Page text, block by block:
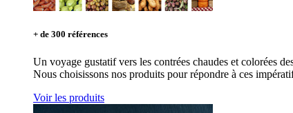
+ de 300 références
Un voyage gustatif vers les contrées chaudes et colorées
Nous choisissons nos produits pour répondre à ces
Voir les produits